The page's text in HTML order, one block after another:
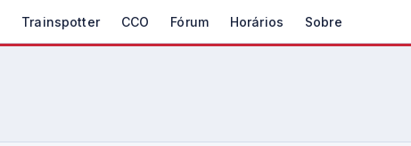
Trainspotter CCO Fórum Horários Sobre